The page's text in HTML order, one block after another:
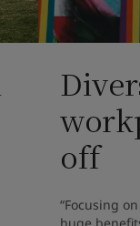
off
“Focusing
huge